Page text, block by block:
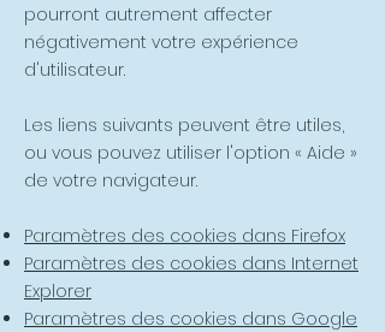
pourront autrement affecter
négativement votre expérience
d'utilisateur.
Les liens suivants peuvent être utiles,
ou vous pouvez utiliser l'option « Aide »
de votre navigateur.
Paramètres des cookies dans Firefox
Paramètres des cookies dans Internet
Explorer
Paramètres des cookies dans Google